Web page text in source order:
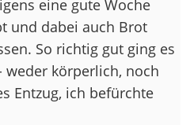
eine gute Woche
und dabei auch Brot
So richtig gut ging es
körperlich, noch
Entzug, ich befürchte